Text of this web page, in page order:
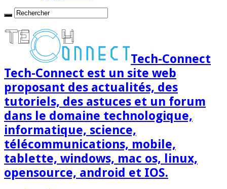
Tech-Connect
Tech-Connect est un site web
proposant des actualités, des
tutoriels, des astuces et un forum
dans le domaine technologique,
informatique, science,
télécommunications, mobile,
tablette, windows, mac os, linux,
opensource, android et IOS.